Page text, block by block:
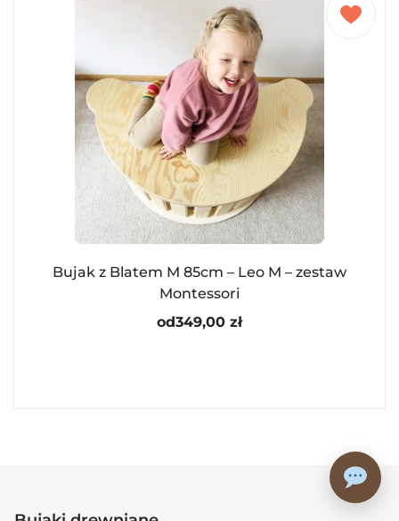
Bujak z Blatem M 85cm – Leo M – zestaw
Montessori
od349,00 zł